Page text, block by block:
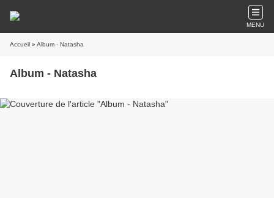
MENU
Accueil » Album - Natasha
Album - Natasha